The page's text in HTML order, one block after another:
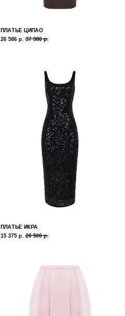
ПЛАТЬЕ ЦИПАО
26 586 р. 37 980 р.
ПЛАТЬЕ ИКРА
15 375 р. 20 500 р.